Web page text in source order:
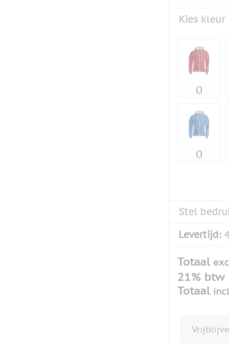
Kies kleur
Stel
Levertijd:
Totaal
21% btw
Totaal